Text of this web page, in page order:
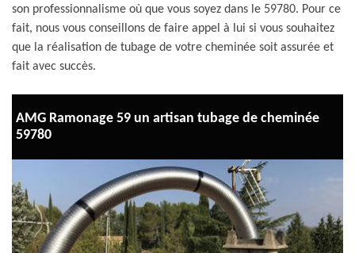
son professionnalisme où que vous soyez dans le 59780. Pour ce
fait, nous vous conseillons de faire appel à lui si vous souhaitez
que la réalisation de tubage de votre cheminée soit assurée et
fait avec succès.
AMG Ramonage 59 un artisan tubage de cheminée
59780